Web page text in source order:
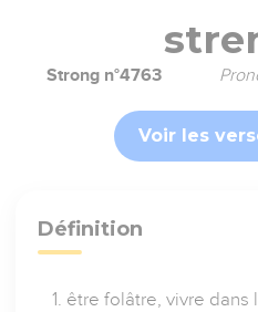
Strong n°4763
Voir les
Définition
être folâtre, vivre dans